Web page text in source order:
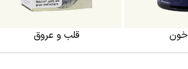
قلب و عروق